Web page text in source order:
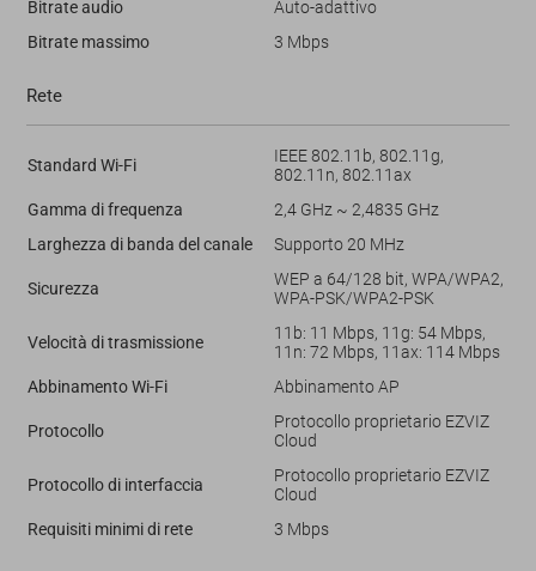
Bitrate audio
Auto-adattivo
Bitrate massimo
3 Mbps
Rete
Standard Wi-Fi
IEEE 802.11b, 802.11g,
802.11n, 802.11ax
Gamma di frequenza
2,4 GHz ~ 2,4835 GHz
Larghezza di banda del canale
Supporto 20 MHz
Sicurezza
WEP a 64/128 bit, WPA/WPA2,
WPA-PSK/WPA2-PSK
Velocità di trasmissione
11b: 11 Mbps, 11g: 54 Mbps,
11n: 72 Mbps, 11ax: 114 Mbps
Abbinamento Wi-Fi
Abbinamento AP
Protocollo
Protocollo proprietario EZVIZ
Cloud
Protocollo di interfaccia
Protocollo proprietario EZVIZ
Cloud
Requisiti minimi di rete
3 Mbps